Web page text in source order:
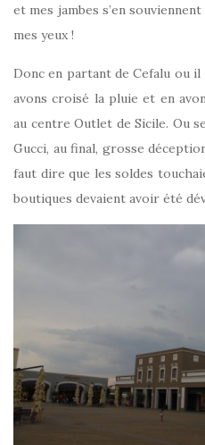
et mes jambes s’en
mes yeux !
Donc en partant de Cefalu ou
avons croisé la pluie et en
au centre Outlet de Sicile. Ou
Gucci, au final, grosse
faut dire que les soldes
boutiques devaient avoir été